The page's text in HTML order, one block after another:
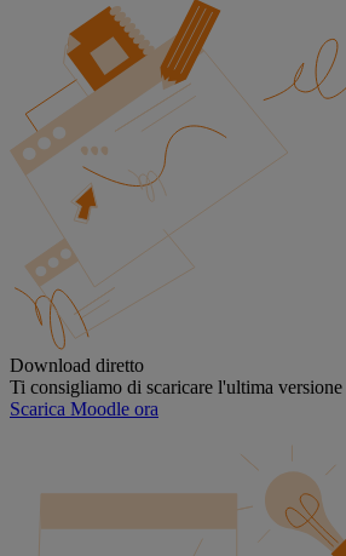
Download diretto
Ti consigliamo di scaricare l'ultima
Scarica Moodle ora